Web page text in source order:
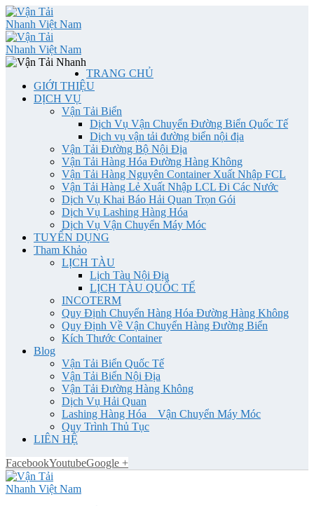
TRANG CHỦ
GIỚI THIỆU
DỊCH VỤ
Vận Tải Biển
Dịch Vụ Vận Chuyển Đường Biển Quốc Tế
Dịch vụ vận tải đường biển nội địa
Vận Tải Đường Bộ Nội Địa
Vận Tải Hàng Hóa Đường Hàng Không
Vận Tải Hàng Nguyên Container Xuất Nhập FCL
Vận Tải Hàng Lẻ Xuất Nhập LCL Đi Các Nước
Dịch Vụ Khai Báo Hải Quan Trọn Gói
Dịch Vụ Lashing Hàng Hóa
Dịch Vụ Vận Chuyển Máy Móc
TUYỂN DỤNG
Tham Khảo
LỊCH TÀU
Lịch Tàu Nội Địa
LỊCH TÀU QUỐC TẾ
INCOTERM
Quy Định Chuyển Hàng Hóa Đường Hàng Không
Quy Định Về Vận Chuyển Hàng Đường Biển
Kích Thước Container
Blog
Vận Tải Biển Quốc Tế
Vận Tải Biển Nội Địa
Vận Tải Đường Hàng Không
Dịch Vụ Hải Quan
Lashing Hàng Hóa _ Vận Chuyển Máy Móc
Quy Trình Thủ Tục
LIÊN HỆ
FacebookYoutubeGoogle +